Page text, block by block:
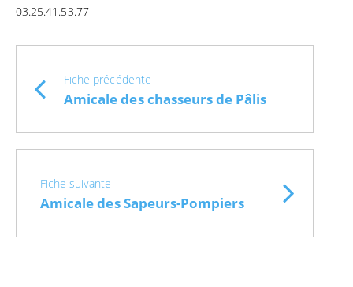
03.25.41.53.77
Fiche précédente
Amicale des chasseurs de Pâlis
Fiche suivante
Amicale des Sapeurs-Pompiers